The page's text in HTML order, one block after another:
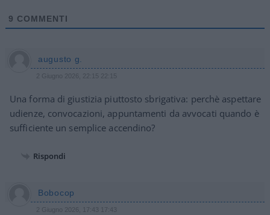
9 COMMENTI
augusto g.
2 Giugno 2026, 22:15 22:15
Una forma di giustizia piuttosto sbrigativa: perchè aspettare
udienze, convocazioni, appuntamenti da avvocati quando è
sufficiente un semplice accendino?
Rispondi
Bobocop
2 Giugno 2026, 17:43 17:43